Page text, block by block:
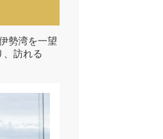
勢湾を一望
、訪れる